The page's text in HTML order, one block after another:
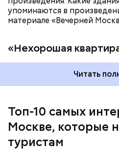
упоминаются в
материале «Вечерней
«Нехорошая
Читать
Топ-10 самых
Москве, которые
туристам
Мавзолей